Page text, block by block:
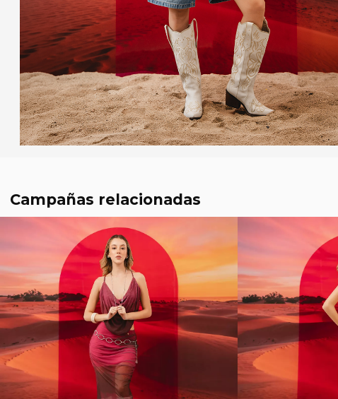
Campañas relacionadas